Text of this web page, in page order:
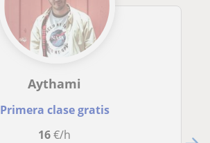
Aythami
Primera clase gratis
16€/h